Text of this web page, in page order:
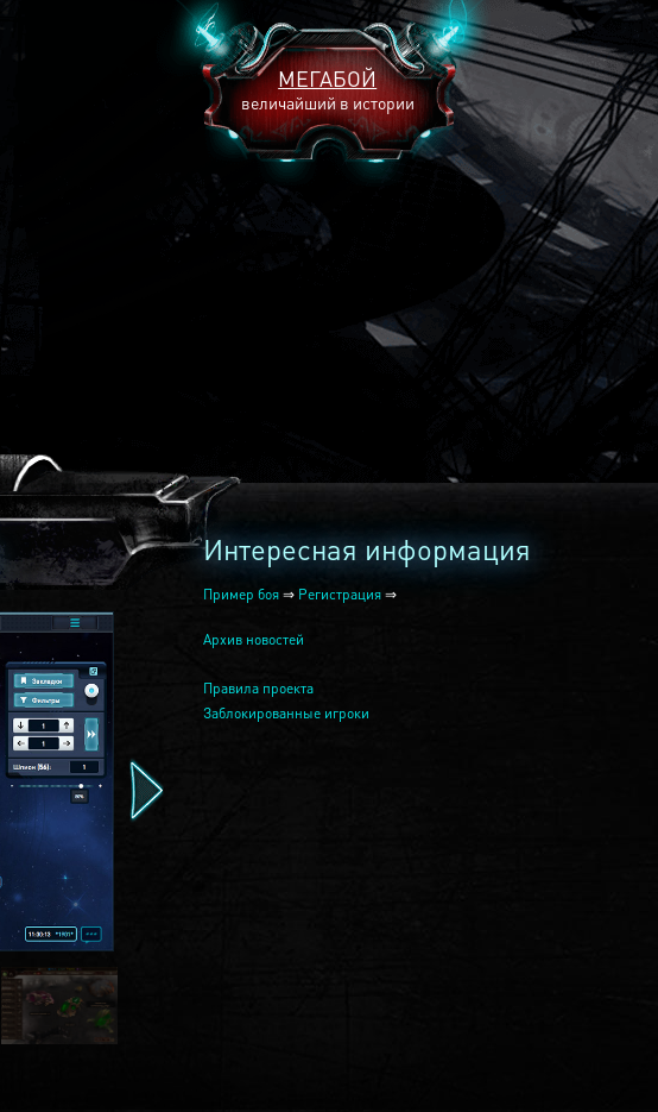
МЕГАБОЙ
величайший в истории
2240
Интересная информация
Пример боя ⇒ Регистрация ⇒
Архив новостей
Правила проекта
Заблокированные игроки